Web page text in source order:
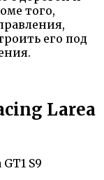
того,
его под
Larea